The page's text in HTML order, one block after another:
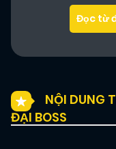
Đọc từ
NỘI DUNG
ĐẠI BOSS